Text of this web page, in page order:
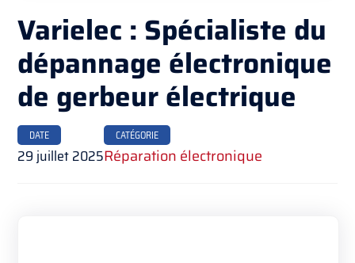
Varielec : Spécialiste du
dépannage électronique
de gerbeur électrique
DATE
29 juillet 2025
CATÉGORIE
Réparation électronique